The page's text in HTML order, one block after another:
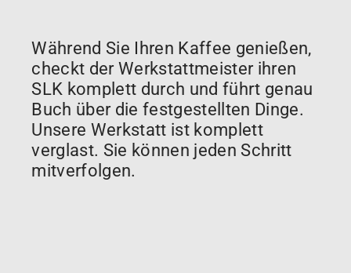
Während Sie Ihren Kaffee genießen,
checkt der Werkstattmeister ihren
SLK komplett durch und führt genau
Buch über die festgestellten Dinge.
Unsere Werkstatt ist komplett
verglast. Sie können jeden Schritt
mitverfolgen.